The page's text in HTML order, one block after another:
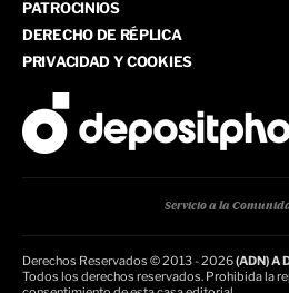
PATROCINIOS
DERECHO DE RÉPLICA
PRIVACIDAD Y COOKIES
Servicio a la
Derechos Reservados © 2013 - 2026(ADN) A
Todos los derechos reservados. Prohibida la